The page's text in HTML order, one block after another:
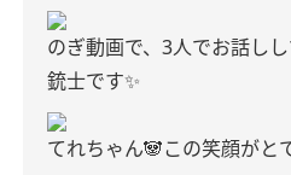
のぎ動画で、3人でお話し
銃士です✨
てれちゃん🐼この笑顔がと